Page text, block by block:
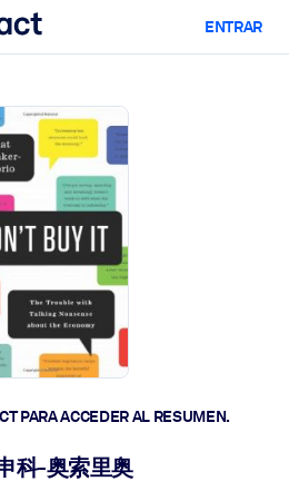
habilidades críticas de IA.
la próxima era laboral.
juntos, resuelvan problemas
más saludable y resiliente.
ENTRAR
PARA ACCEDER AL RESUMEN.
科-奥索里奥